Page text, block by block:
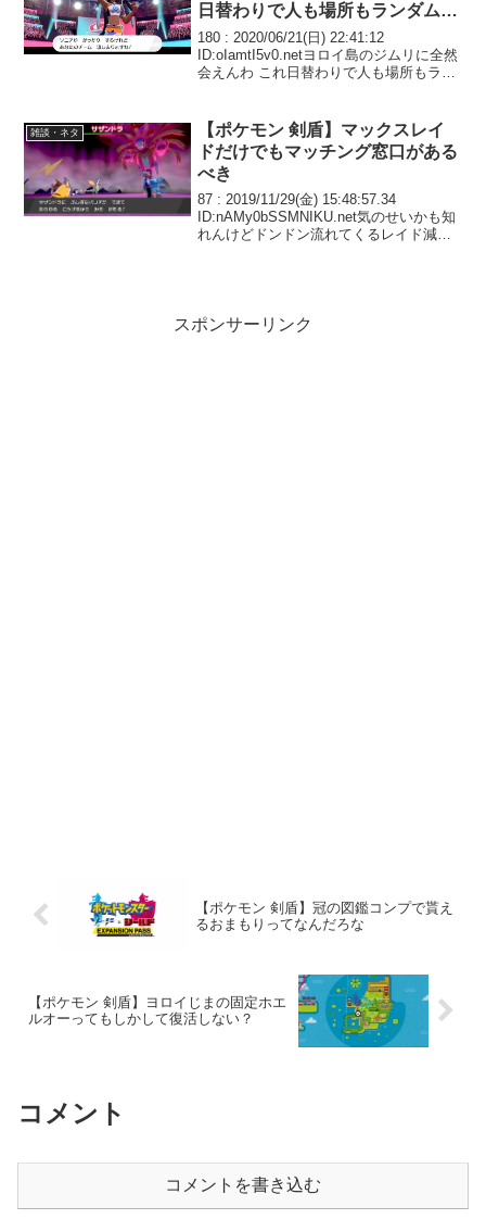
日替わりで人も場所もランダムな
んだよね？
180 : 2020/06/21(日) 22:41:12
ID:oIamtI5v0.netヨロイ島のジムリに全然
会えんわ これ日替わりで人も場所もラン
雑談・ネタ
【ポケモン 剣盾】マックスレイ
ドだけでもマッチング窓口がある
べき
87 : 2019/11/29(金) 15:48:57.34
ID:nAMy0bSSMNIKU.net気のせいかも知
れんけどドンドン流れてくるレイド減っ
スポンサーリンク
【ポケモン 剣盾】冠の図鑑コンプで貰え
るおまもりってなんだろな
【ポケモン 剣盾】ヨロイじまの固定ホエ
ルオーってもしかして復活しない？
コメント
コメントを書き込む